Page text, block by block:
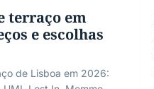
terraço em
e escolhas
de Lisboa em 2026: